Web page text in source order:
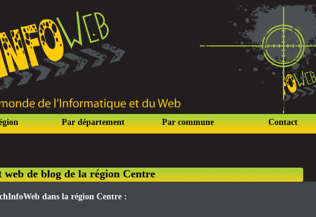
Par département Par commune Contact
web de blog de la région Centre
dans la région Centre :